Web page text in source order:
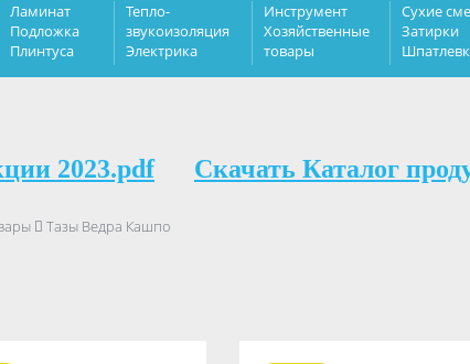
Ламинат
Подложка
Плинтуса
Тепло-
звукоизоляция
Электрика
Инструмент
Хозяйственные
товары
Сухие
Затирки
2023.pdf Скачать Каталог
Тазы Ведра Кашпо